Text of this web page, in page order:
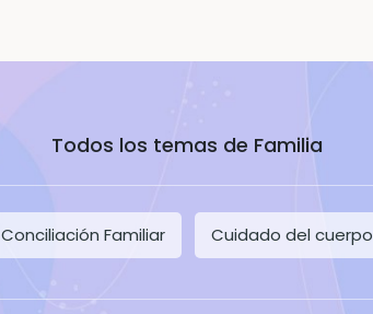
Todos los temas de Familia
Conciliación Familiar Cuidado del cuerpo